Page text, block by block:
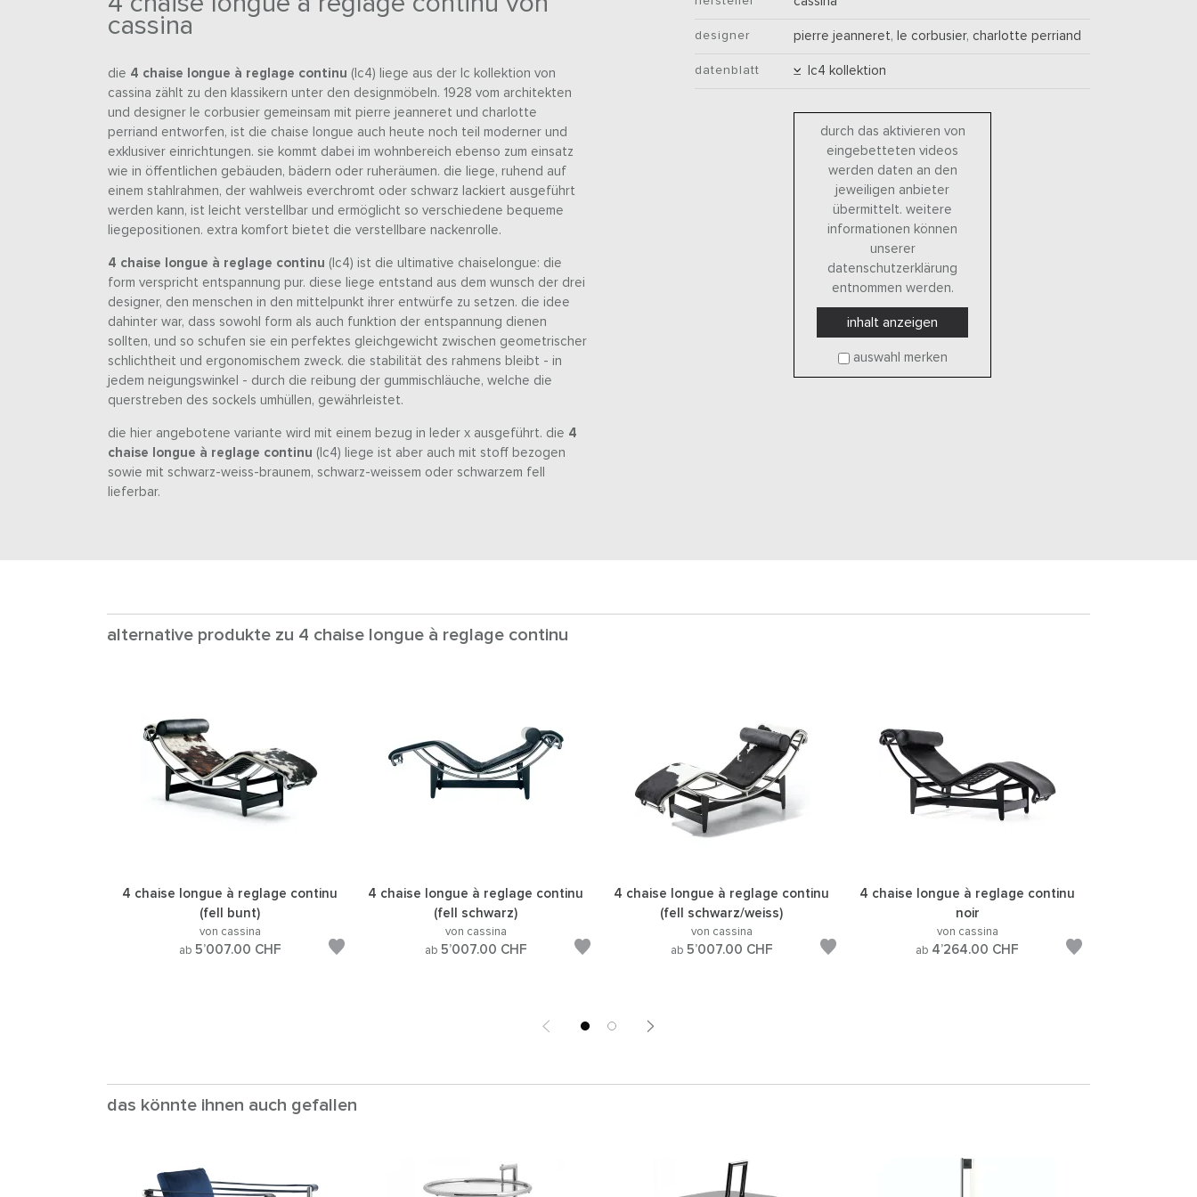
cassina
die 4 chaise longue à reglage continu (lc4) liege aus der lc kollektion von
cassina zählt zu den klassikern unter den designmöbeln. 1928 vom architekten
und designer le corbusier gemeinsam mit pierre jeanneret und charlotte
perriand entworfen, ist die chaise longue auch heute noch teil moderner und
exklusiver einrichtungen. sie kommt dabei im wohnbereich ebenso zum einsatz
wie in öffentlichen gebäuden, bädern oder ruheräumen. die liege, ruhend auf
einem stahlrahmen, der wahlweis everchromt oder schwarz lackiert ausgeführt
werden kann, ist leicht verstellbar und ermöglicht so verschiedene bequeme
liegepositionen. extra komfort bietet die verstellbare nackenrolle.
4 chaise longue à reglage continu (lc4) ist die ultimative chaiselongue: die
form verspricht entspannung pur. diese liege entstand aus dem wunsch der drei
designer, den menschen in den mittelpunkt ihrer entwürfe zu setzen. die idee
dahinter war, dass sowohl form als auch funktion der entspannung dienen
sollten, und so schufen sie ein perfektes gleichgewicht zwischen geometrischer
schlichtheit und ergonomischem zweck. die stabilität des rahmens bleibt - in
jedem neigungswinkel - durch die reibung der gummischläuche, welche die
querstreben des sockels umhüllen, gewährleistet.
die hier angebotene variante wird mit einem bezug in leder x ausgeführt. die 4
chaise longue à reglage continu (lc4) liege ist aber auch mit stoff bezogen
sowie mit schwarz-weiss-braunem, schwarz-weissem oder schwarzem fell
lieferbar.
designer pierre jeanneret, le corbusier,charlotte perriand
datenblatt lc4 kollektion
durch das aktivieren von
eingebetteten videos
werden daten an den
jeweiligen anbieter
übermittelt. weitere
informationen können
unserer
datenschutzerklärung
entnommen werden.
inhalt anzeigen
auswahl merken
alternative produkte zu 4 chaise longue à reglage continu
4 chaise longue à reglage continu
(fell bunt)
von cassina
ab 5’007.00 CHF
4 chaise longue à reglage continu
(fell schwarz)
von cassina
ab 5’007.00 CHF
4 chaise longue à reglage continu
(fell schwarz/weiss)
von cassina
ab 5’007.00 CHF
4 chaise longue à reglage continu
noir
von cassina
ab 4’264.00 CHF
das könnte ihnen auch gefallen